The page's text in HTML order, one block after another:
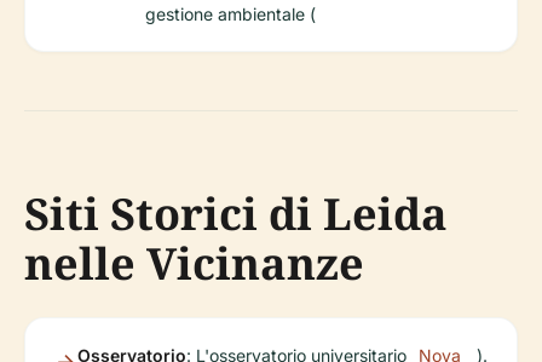
gestione ambientale (
Siti Storici di Leida
nelle Vicinanze
Osservatorio: L'osservatorio universitario
Nova
).